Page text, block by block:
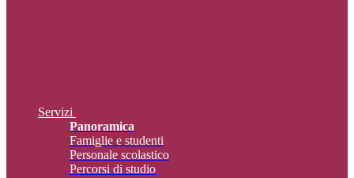
Servizi
Panoramica
Famiglie e studenti
Personale scolastico
Percorsi di studio